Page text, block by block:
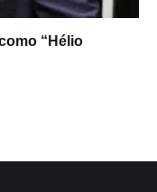
“Hélio